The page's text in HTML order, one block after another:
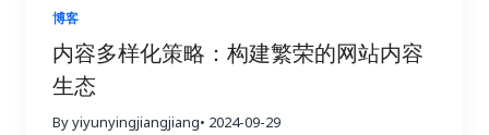
的链接对网站关键指标的影响，例如，来自高权重、
高相关性网站的链接是否带来了更多的推荐流量？包
含目标关键词的锚文本是否提升了网站在搜索引擎结
果页面中的排名？来自社交媒体平台的链接是否带来
了更高的用户参与度？ 这些指标就像一个仪表盘，可
站获取链接。这是一种非常有效的链接建设策略，可
以让你事半功倍，快速提升你的网站排名。通过深入
分析竞争对手的链接，你可以了解他们的优势和劣
势，并制定更具针对性的链接建设策略，从而在竞争
中占据优势。 2. 关键词研究：精准定位，事半功倍
妙旅程！ 一、小语种搜索引擎优化的挑战与机遇：扬
帆出海，乘风破浪 在进军国际市场时，小语种搜索引
擎优化无疑是一块难啃的骨头。它不像英语搜索引擎
优化那样有丰富的资源和工具。与主流语言英语相
比，小语种搜索引擎优化面临着诸多挑战，例如西班
博客
内容多样化策略：构建繁荣的网站内容
生态
By yiyunyingjiangjiang• 2024-09-29